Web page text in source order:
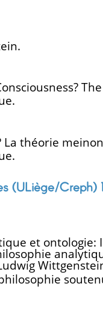
La théorie
(ULiège/Creph)
et